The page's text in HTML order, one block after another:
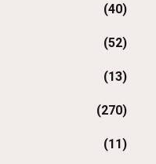
(40)
(52)
(13)
(270)
(11)